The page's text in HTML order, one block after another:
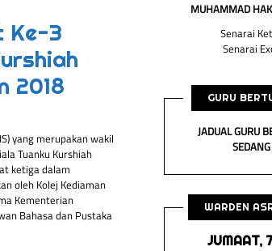
Ke-3
2018
yang merupakan wakil
Tuanku Kurshiah
ketiga dalam
oleh Kolej Kediaman
Kementerian
Bahasa dan Pustaka
MUHAMMAD
Senarai
Senarai
GURU
JADUAL GURU
WARDEN
JUMAAT,